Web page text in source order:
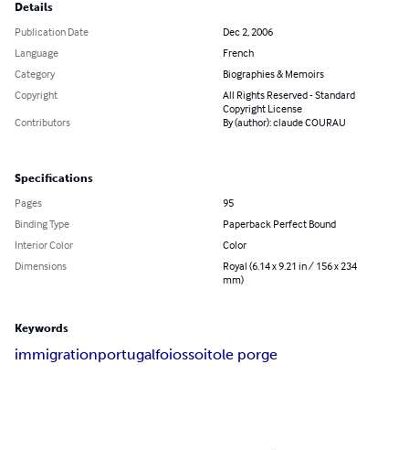
Details
Publication Date
Dec 2, 2006
Language
French
Category
Biographies & Memoirs
Copyright
All Rights Reserved - Standard
Copyright License
Contributors
By (author): claude COURAU
Specifications
Pages
95
Binding Type
Paperback Perfect Bound
Interior Color
Color
Dimensions
Royal (6.14 x 9.21 in / 156 x 234
mm)
Keywords
immigrationportugalfoiossoitole porge